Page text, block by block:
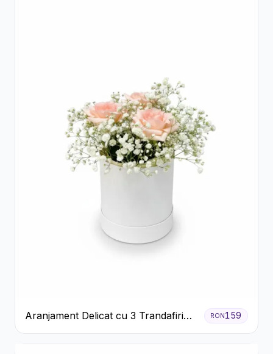
Aranjament Delicat cu 3 Trandafiri
Roz în Cutie Albă
RON159